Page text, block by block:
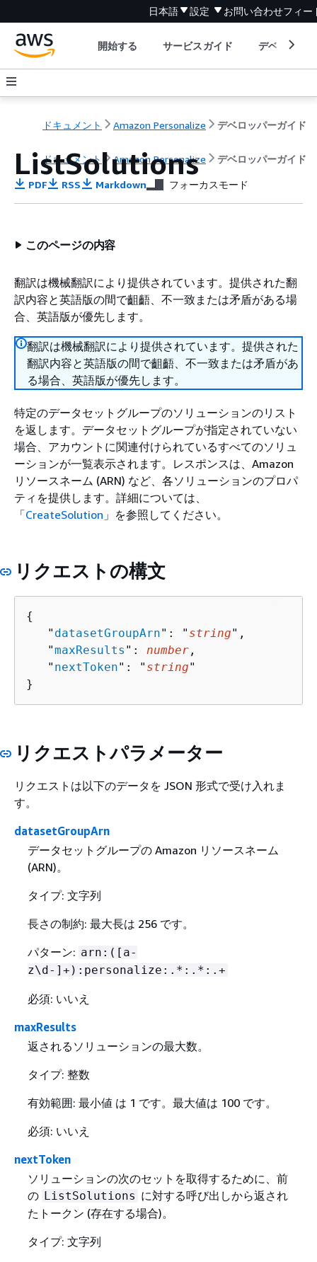
日本語 設定 お問い合わせフィー
開始する サービスガイド デベロッパ
ドキュメント Amazon Personalize デベロッパーガイド
ドキュメント Amazon Personalize デベロッパーガイド
ListSolutions
PDF RSS Markdown フォーカスモード
このページの内容
翻訳は機械翻訳により提供されています。提供された翻
訳内容と英語版の間で齟齬、不一致または矛盾がある場
合、英語版が優先します。
翻訳は機械翻訳により提供されています。提供された
翻訳内容と英語版の間で齟齬、不一致または矛盾があ
る場合、英語版が優先します。
特定のデータセットグループのソリューションのリスト
を返します。データセットグループが指定されていない
場合、アカウントに関連付けられているすべてのソリュ
ーションが一覧表示されます。レスポンスは、Amazon
リソースネーム (ARN) など、各ソリューションのプロパ
ティを提供します。詳細については、
「CreateSolution 」を参照してください。
リクエストの構文
{
   "
datasetGroupArn": " string",
   "
maxResults ": number ,
   "
nextToken": " string"
}
リクエストパラメーター
リクエストは以下のデータを JSON 形式で受け入れま
す。
datasetGroupArn
データセットグループの Amazon リソースネーム
(ARN)。
タイプ: 文字列
長さの制約: 最大長は 256 です。
パターン: arn:([a-
z\d-]+):personalize:.*:.*:.+
必須: いいえ
maxResults
返されるソリューションの最大数。
タイプ: 整数
有効範囲: 最小値 は 1 です。最大値は 100 です。
必須: いいえ
nextToken
ソリューションの次のセットを取得するために、前
の ListSolutions に対する呼び出しから返され
たトークン (存在する場合)。
タイプ: 文字列